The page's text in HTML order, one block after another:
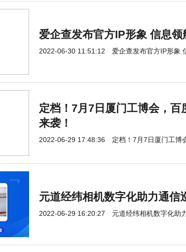
爱企查发布官方IP形象 信息领
2022-06-30 11:51:12 爱企查发布官方IP形象
定档！7月7日厦门工博会，
来袭！
2022-06-29 17:48:36 定档！7月7日厦门工博
元道经纬相机数字化助力通信
2022-06-29 16:20:27 元道经纬相机数字化助